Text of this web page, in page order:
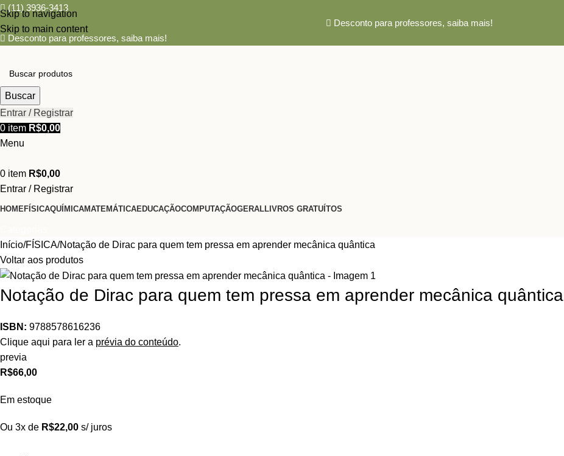
Skip to navigation
Skip to main content
(11) 3936-3413
Desconto para professores, saiba mais!
Desconto para professores, saiba mais!
Buscar
Entrar / Registrar
0 item R$0,00
Menu
0 item R$0,00
Entrar / Registrar
HOMEFÍSICAQUÍMICAMATEMÁTICAEDUCAÇÃOCOMPUTAÇÃOGERALLIVROS GRATUÍTOS
Início FÍSICA Notação de Dirac para quem tem pressa em aprender mecânica quântica
Voltar aos produtos
Notação de Dirac para quem tem pressa em aprender mecânica quântica
ISBN: 9788578616236
Clique aqui para ler a prévia do conteúdo.
previa
R$66,00
Em estoque
Ou 3x de R$22,00 s/ juros